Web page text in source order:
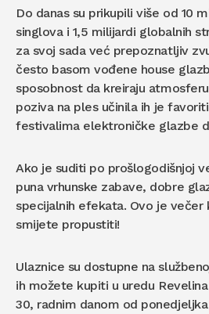
Do danas su prikupili više od 10
singlova i 1,5 milijardi globalnih
za svoj sada već prepoznatljiv
često basom vođene house
sposobnost da kreiraju
poziva na ples učinila ih je
festivalima elektroničke glazbe
Ako je suditi po prošlogodišnjoj
puna vrhunske zabave, dobre
specijalnih efekata. Ovo je večer
smijete propustiti!
Ulaznice su dostupne na
ih možete kupiti u uredu
30, radnim danom od